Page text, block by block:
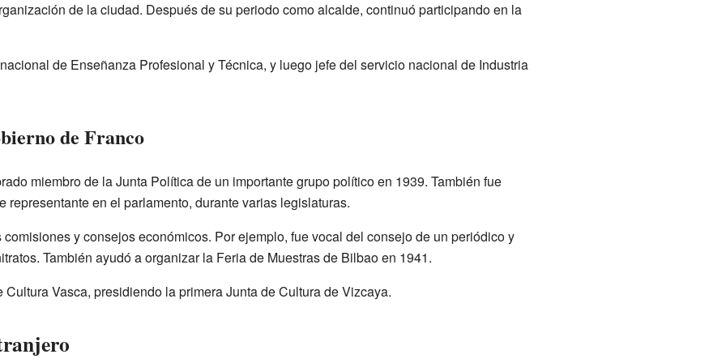
de la ciudad. Después de su periodo como alcalde, continuó participando en la
de Enseñanza Profesional y Técnica, y luego jefe del servicio nacional de Industria
de Franco
miembro de la Junta Política de un importante grupo político en 1939. También fue
representante en el parlamento, durante varias legislaturas.
y consejos económicos. Por ejemplo, fue vocal del consejo de un periódico y
También ayudó a organizar la Feria de Muestras de Bilbao en 1941.
Vasca, presidiendo la primera Junta de Cultura de Vizcaya.